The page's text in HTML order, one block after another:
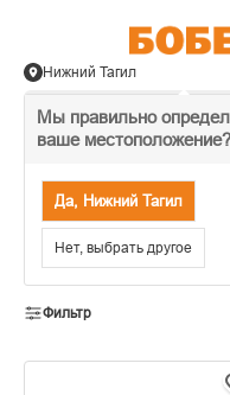
Мы правильно
ваше местоположение?
Да, Нижний Тагил
Нет, выбрать другое
Нижний Тагил
Каркасный
Фильтр